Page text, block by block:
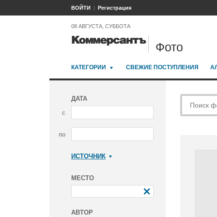
ВОЙТИ Регистрация
08 АВГУСТА, СУББОТА
Фото
КАТЕГОРИИ СВЕЖИЕ ПОСТУПЛЕНИЯ
ДАТА
с
по
ИСТОЧНИК
МЕСТО
АВТОР